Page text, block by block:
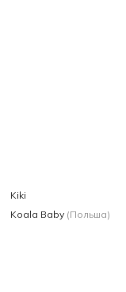
Kiki
Koala Baby (Польша)